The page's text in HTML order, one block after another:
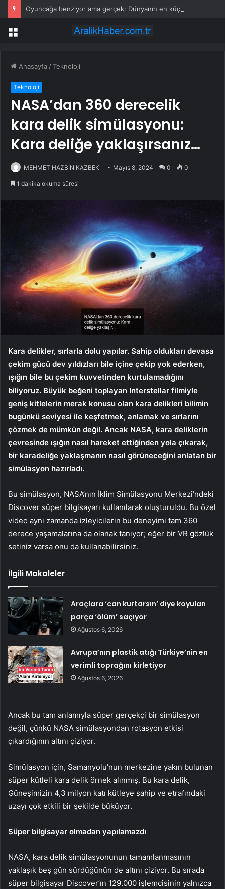
Menü
Anasayfa /Teknoloji
Teknoloji
NASA’dan 360 derecelik
kara delik simülasyonu:
Kara deliğe yaklaşırsanız…
MEHMET HAZBİN KAZBEK Mayıs 8, 2024 0 0
1 dakika okuma süresi
Kara delikler, sırlarla dolu yapılar. Sahip oldukları devasa
çekim gücü dev yıldızları bile içine çekip yok ederken,
ışığın bile bu çekim kuvvetinden kurtulamadığını
biliyoruz. Büyük beğeni toplayan Interstellar filmiyle
geniş kitlelerin merak konusu olan kara delikleri bilimin
bugünkü seviyesi ile keşfetmek, anlamak ve sırlarını
çözmek de mümkün değil. Ancak NASA, kara deliklerin
çevresinde ışığın nasıl hareket ettiğinden yola çıkarak,
bir karadeliğe yaklaşmanın nasıl görüneceğini anlatan bir
simülasyon hazırladı.
Bu simülasyon, NASA’nın İklim Simülasyonu Merkezi’ndeki
Discover süper bilgisayarı kullanılarak oluşturuldu. Bu özel
video aynı zamanda izleyicilerin bu deneyimi tam 360
derece yaşamalarına da olanak tanıyor; eğer bir VR gözlük
setiniz varsa onu da kullanabilirsiniz.
İlgili Makaleler
Araçlara ‘can kurtarsın’ diye koyulan
parça ‘ölüm’ saçıyor
Ağustos 6, 2026
Avrupa’nın plastik atığı Türkiye’nin en
verimli toprağını kirletiyor
Ağustos 6, 2026
Ancak bu tam anlamıyla süper gerçekçi bir simülasyon
değil, çünkü NASA simülasyondan rotasyon etkisi
çıkardığının altını çiziyor.
Simülasyon için, Samanyolu’nun merkezine yakın bulunan
süper kütleli kara delik örnek alınmış. Bu kara delik,
Güneşimizin 4,3 milyon katı kütleye sahip ve etrafındaki
uzayı çok etkili bir şekilde büküyor.
Süper bilgisayar olmadan yapılamazdı
NASA, kara delik simülasyonunun tamamlanmasının
yaklaşık beş gün sürdüğünün de altını çiziyor. Bu sırada
süper bilgisayar Discover’ın 129.000 işlemcisinin yalnızca